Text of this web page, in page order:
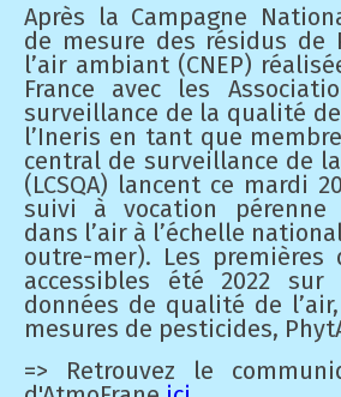
FAQ
Mon Impact Transport
Mon Convertisseur CO2
Après la Campagne
de mesure des résidus de
l’air ambiant (CNEP)
France avec les
surveillance de la qualité de
l’Ineris en tant que
central de surveillance de
(LCSQA) lancent ce mardi
suivi à vocation
dans l’air à l’échelle
outre-mer). Les premières
accessibles été 2022 sur
données de qualité de l’air,
mesures de pesticides,
=> Retrouvez le